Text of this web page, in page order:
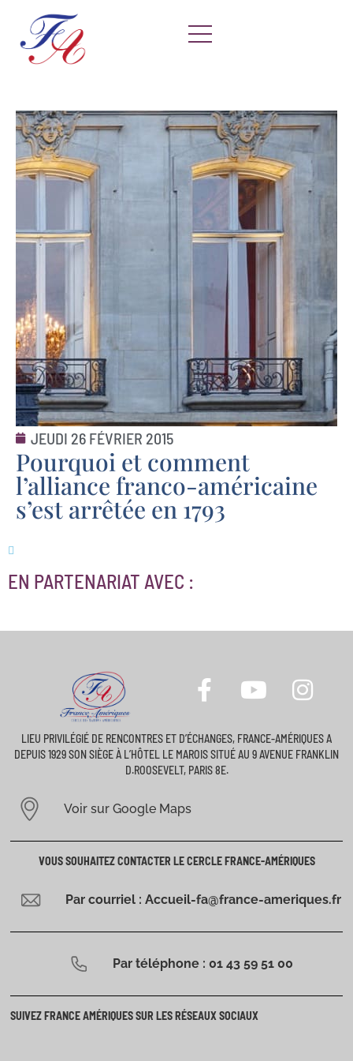
JEUDI 26 FÉVRIER 2015
Pourquoi et comment
l’alliance franco-américaine
s’est arrêtée en 1793
EN PARTENARIAT AVEC :
LIEU PRIVILÉGIÉ DE RENCONTRES ET D’ÉCHANGES, FRANCE-AMÉRIQUES A
DEPUIS 1929 SON SIÈGE À L’HÔTEL LE MAROIS SITUÉ AU 9 AVENUE FRANKLIN
D.ROOSEVELT, PARIS 8E.
Voir sur Google Maps
VOUS SOUHAITEZ CONTACTER LE CERCLE FRANCE-AMÉRIQUES
Par courriel : Accueil-fa@france-ameriques.fr
Par téléphone : 01 43 59 51 00
SUIVEZ FRANCE AMÉRIQUES SUR LES RÉSEAUX SOCIAUX